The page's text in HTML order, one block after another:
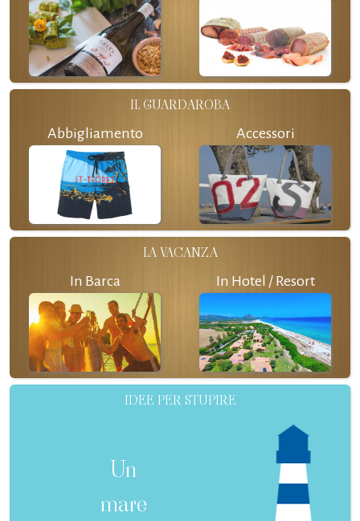
IL GUARDAROBA
Abbigliamento Accessori
LA VACANZA
In Barca In Hotel / Resort
IDEE PER STUPIRE
Un
mare